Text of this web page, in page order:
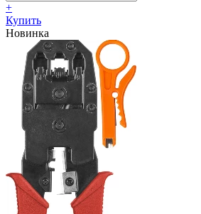
+
Купить
Новинка